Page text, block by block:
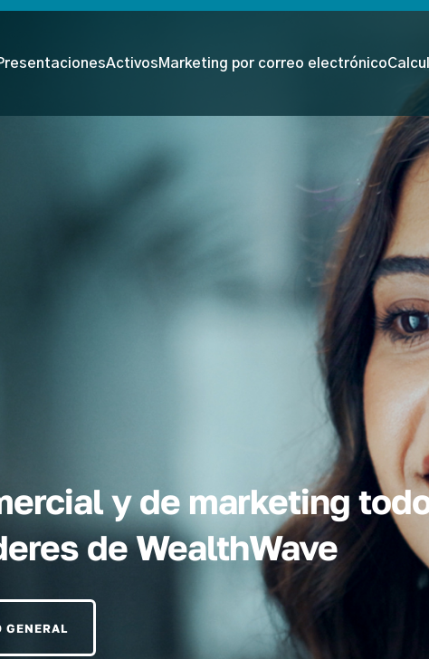
ActivosMarketing por correo electrónico
y de marketing
de WealthWave
GENERAL